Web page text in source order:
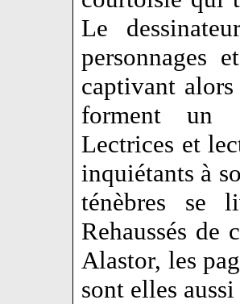
Le
personnages
captivant
forment un
Lectrices et
inquiétants à
ténèbres se
Rehaussés de
Alastor, les
sont elles